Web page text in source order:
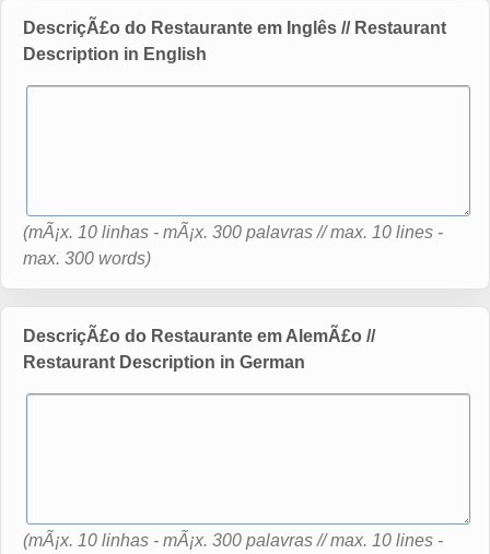
DescriçÃ£o do Restaurante em Inglês // Restaurant
Description in English
(mÃ¡x. 10 linhas - mÃ¡x. 300 palavras // max. 10 lines -
max. 300 words)
DescriçÃ£o do Restaurante em AlemÃ£o //
Restaurant Description in German
(mÃ¡x. 10 linhas - mÃ¡x. 300 palavras // max. 10 lines -